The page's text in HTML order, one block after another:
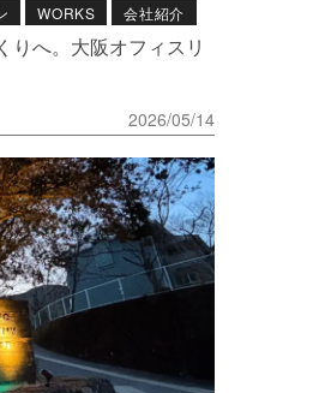
WORKS 会社紹介
りへ。大阪オフィスリ
2026/05/14